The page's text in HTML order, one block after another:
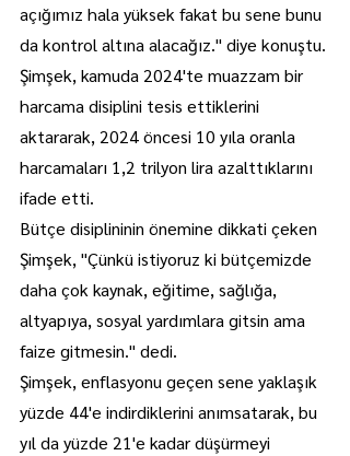
açığımız hala yüksek fakat bu sene bunu
da kontrol altına alacağız." diye konuştu.
Şimşek, kamuda 2024'te muazzam bir
harcama disiplini tesis ettiklerini
aktararak, 2024 öncesi 10 yıla oranla
harcamaları 1,2 trilyon lira azalttıklarını
ifade etti.
Bütçe disiplininin önemine dikkati çeken
Şimşek, "Çünkü istiyoruz ki bütçemizde
daha çok kaynak, eğitime, sağlığa,
altyapıya, sosyal yardımlara gitsin ama
faize gitmesin." dedi.
Şimşek, enflasyonu geçen sene yaklaşık
yüzde 44'e indirdiklerini anımsatarak, bu
yıl da yüzde 21'e kadar düşürmeyi